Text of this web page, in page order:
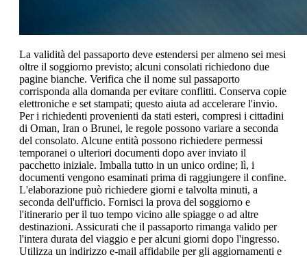
La validità del passaporto deve estendersi per almeno sei mesi
oltre il soggiorno previsto; alcuni consolati richiedono due
pagine bianche. Verifica che il nome sul passaporto
corrisponda alla domanda per evitare conflitti. Conserva copie
elettroniche e set stampati; questo aiuta ad accelerare l'invio.
Per i richiedenti provenienti da stati esteri, compresi i cittadini
di Oman, Iran o Brunei, le regole possono variare a seconda
del consolato. Alcune entità possono richiedere permessi
temporanei o ulteriori documenti dopo aver inviato il
pacchetto iniziale. Imballa tutto in un unico ordine; lì, i
documenti vengono esaminati prima di raggiungere il confine.
L'elaborazione può richiedere giorni e talvolta minuti, a
seconda dell'ufficio. Fornisci la prova del soggiorno e
l'itinerario per il tuo tempo vicino alle spiagge o ad altre
destinazioni. Assicurati che il passaporto rimanga valido per
l'intera durata del viaggio e per alcuni giorni dopo l'ingresso.
Utilizza un indirizzo e-mail affidabile per gli aggiornamenti e